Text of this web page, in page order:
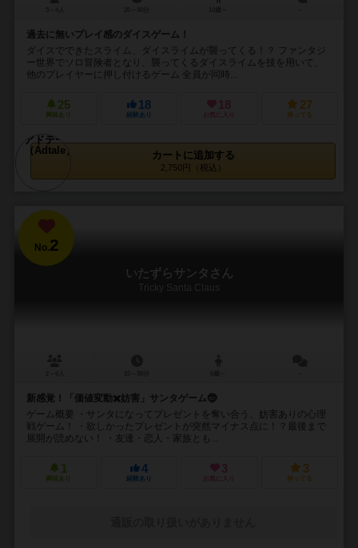
過去に無いプレイ感のダイスゲーム！
ダイスでできたスライム、ダイスライムが襲ってくる！？ ファンタジ
ー世界でソロ冒険者となり、襲ってくるダイスライムを技を用いて、
他のプレイヤーに押し付けるゲーム 全員が同時...
25
興味あり
18
経験あり
18
お気に入り
27
持ってる
カートに追加する
2,750円（税込）
No.2
いたずらサンタさん
Tricky Santa Claus
新感覚！「価値変動✖️妨害」サンタゲーム🤶
ゲーム概要 ・サンタになってプレゼントを奪い合う、妨害ありの心理
戦ゲーム！ ・欲しかったプレゼントが突然マイナス点に！？最後まで
展開が読めない！ ・友達・恋人・家族とも...
1
興味あり
4
経験あり
3
お気に入り
3
持ってる